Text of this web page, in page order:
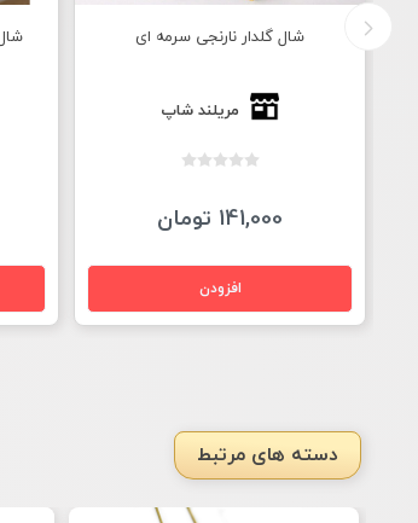
شال نخی ۴۰تکه مزونی منگوله دار
سروین
128,000 تومان
دسته های مرتبط